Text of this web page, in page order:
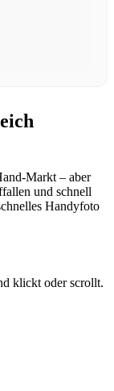
Markt – aber
und schnell
Handyfoto
klickt oder scrollt.